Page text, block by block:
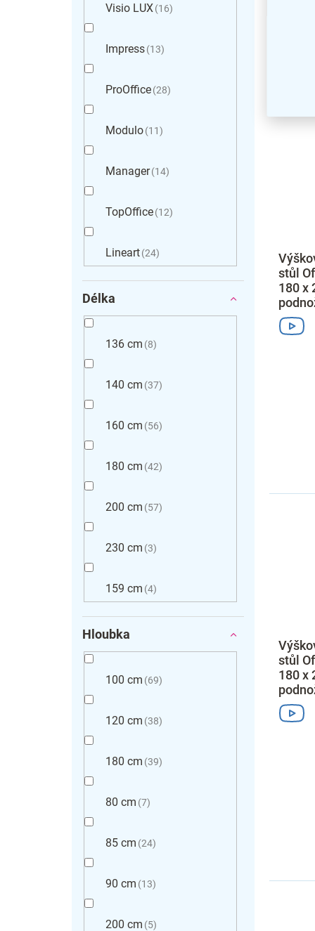
Visio LUX 16
Impress 13
ProOffice 28
Modulo 11
Manager 14
TopOffice 12
Lineart 24
Délka
136 cm 8
140 cm 37
160 cm 56
180 cm 42
200 cm 57
230 cm 3
159 cm 4
Hloubka
100 cm 69
120 cm 38
180 cm 39
80 cm 7
85 cm 24
90 cm 13
200 cm 5
stůl
180 x
stůl
180 x